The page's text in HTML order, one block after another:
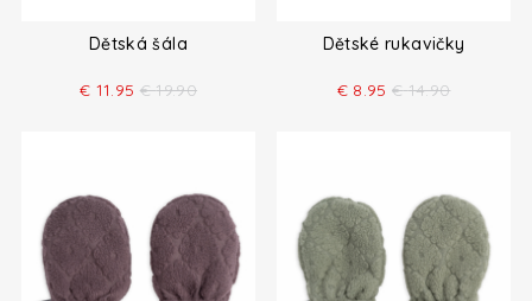
Dětská šála
€ 11.95 € 19.90
Dětské rukavičky
€ 8.95 € 14.90